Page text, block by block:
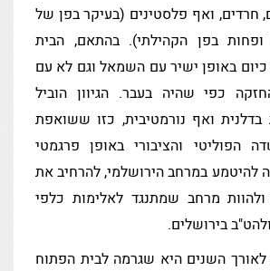
חרדים, ואף פלסטינים (בעיקר בפן של
ופחות בפן הקהילתי). בהתאם, הבית
באופן ישיר עם השמאל וגם לא עם
כפי שהיה בעבר. הגיוון הוביל
בדלנית ואף נורמטיבית, כזו ששואפת
הפוליטי והציבורי באופן פרגמטי
להיטמע במרחב הירושלמי, להרחיב את
מרחב שמתנגד לאלימות כלפי
בירושלים.
השנים היא שגרמה לבית הפתוח